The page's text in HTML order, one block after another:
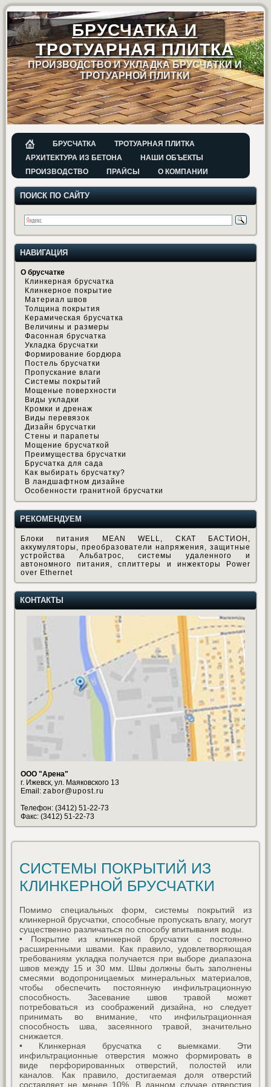
БРУСЧАТКА И
ТРОТУАРНАЯ ПЛИТКА
ПРОИЗВОДСТВО И УКЛАДКА БРУСЧАТКИ И
ТРОТУАРНОЙ ПЛИТКИ
БРУСЧАТКА
ТРОТУАРНАЯ ПЛИТКА
АРХИТЕКТУРА ИЗ БЕТОНА
НАШИ ОБЪЕКТЫ
ПРОИЗВОДСТВО
ПРАЙСЫ О КОМПАНИИ
ПОИСК ПО САЙТУ
НАВИГАЦИЯ
О брусчатке
Клинкерная брусчатка
Клинкерное покрытие
Материал швов
Толщина покрытия
Керамическая брусчатка
Величины и размеры
Фасонная брусчатка
Укладка брусчатки
Формирование бордюра
Постель брусчатки
Пропускание влаги
Системы покрытий
Мощеные поверхности
Виды укладки
Кромки и дренаж
Виды перевязок
Дизайн брусчатки
Стены и парапеты
Мощение брусчаткой
Преимущества брусчатки
Брусчатка для сада
Как выбирать брусчатку?
В ландшафтном дизайне
Особенности гранитной брусчатки
РЕКОМЕНДУЕМ
Блоки питания MEAN WELL, СКАТ БАСТИОН,
аккумуляторы, преобразователи напряжения, защитные
устройства Альбатрос, системы удаленного и
автономного питания, сплиттеры и инжекторы Power
over Ethernet
КОНТАКТЫ
ООО "Арена"
г. Ижевск, ул. Маяковского 13
Email: zabor@upost.ru
Телефон: (3412) 51-22-73
Факс: (3412) 51-22-73
СИСТЕМЫ ПОКРЫТИЙ ИЗ
КЛИНКЕРНОЙ БРУСЧАТКИ
Помимо специальных форм, системы покрытий из
клинкерной брусчатки, способные пропускать влагу, могут
существенно различаться по способу впитывания воды.
• Покрытие из клинкерной брусчатки с постоянно
расширенными швами. Как правило, удовлетворяющая
требованиям укладка получается при выборе диапазона
швов между 15 и 30 мм. Швы должны быть заполнены
смесями водопроницаемых минеральных материалов,
чтобы обеспечить постоянную инфильтрационную
способность. Засевание швов травой может
потребоваться из соображений дизайна, но следует
принимать во внимание, что инфильтрационная
способность шва, засеянного травой, значительно
снижается.
• Клинкерная брусчатка с выемками. Эти
инфильтрационные отверстия можно формировать в
виде перфорированных отверстий, полостей или
каналов. Как правило, достигаемая доля отверстий
составляет не менее 10%. В данном случае отверстия